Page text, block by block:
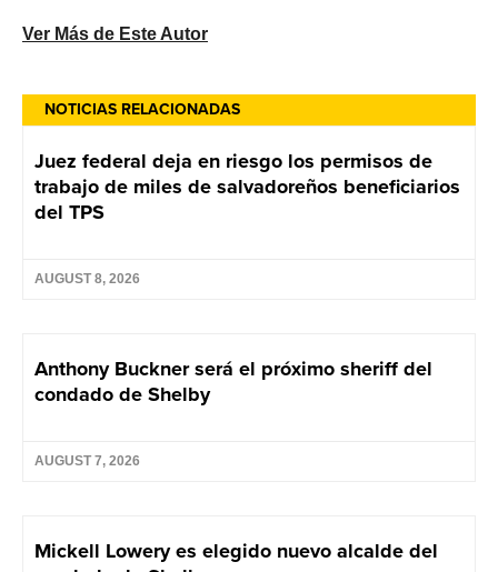
NOTICIAS RELACIONADAS
Juez federal deja en riesgo los permisos de
trabajo de miles de salvadoreños beneficiarios
del TPS
AUGUST 8, 2026
Anthony Buckner será el próximo sheriff del
condado de Shelby
AUGUST 7, 2026
Mickell Lowery es elegido nuevo alcalde del
Ver Más de Este Autor